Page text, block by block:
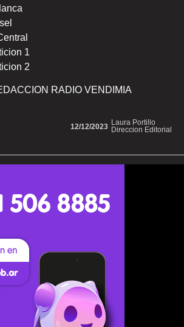
1
2
RADIO VENDIMIA
Laura Portillo
Direccion Editorial
12/12/2023